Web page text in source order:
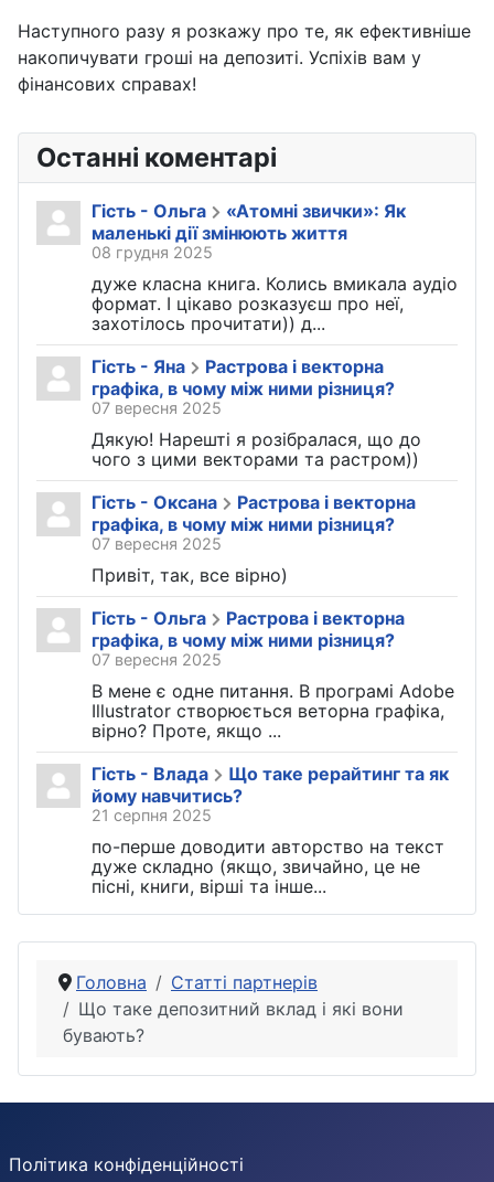
Наступного разу я розкажу про те, як ефективніше
накопичувати гроші на депозиті. Успіхів вам у
фінансових справах!
Останні коментарі
Гість - Ольга
«Атомні звички»: Як
маленькі дії змінюють життя
08 грудня 2025
дуже класна книга. Колись вмикала аудіо
формат. І цікаво розказуєш про неї,
захотілось прочитати)) д...
Гість - Яна
Растрова і векторна
графіка, в чому між ними різниця?
07 вересня 2025
Дякую! Нарешті я розібралася, що до
чого з цими векторами та растром))
Гість - Оксана
Растрова і векторна
графіка, в чому між ними різниця?
07 вересня 2025
Привіт, так, все вірно)
Гість - Ольга
Растрова і векторна
графіка, в чому між ними різниця?
07 вересня 2025
В мене є одне питання. В програмі Adobe
Illustrator створюється веторна графіка,
вірно? Проте, якщо ...
Гість - Влада
Що таке рерайтинг та як
йому навчитись?
21 серпня 2025
по-перше доводити авторство на текст
дуже складно (якщо, звичайно, це не
пісні, книги, вірші та інше...
Головна
Статті партнерів
Що таке депозитний вклад і які вони
бувають?
Політика конфіденційності